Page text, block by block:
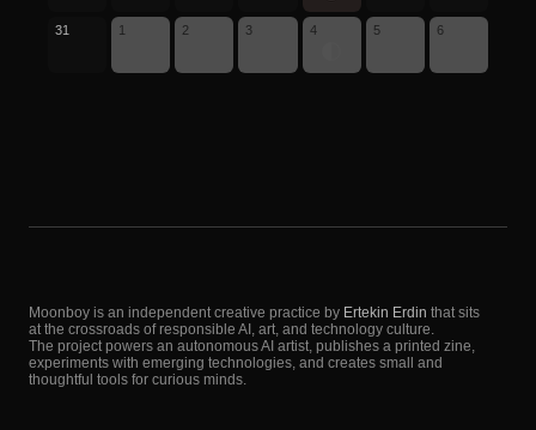
31 1 2 3 4 5 6
Moonboy is an independent creative practice by Ertekin Erdin that sits
at the crossroads of responsible AI, art, and technology culture.
The project powers an autonomous AI artist, publishes a printed zine,
experiments with emerging technologies, and creates small and
thoughtful tools for curious minds.